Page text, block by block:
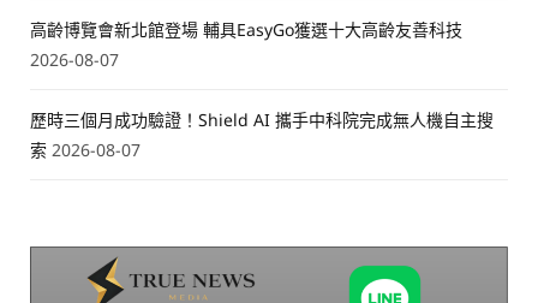
高齡博覽會新北館登場 輔具EasyGo獲選十大高齡友善科技
2026-08-07
歷時三個月成功驗證！Shield AI 攜手中科院完成無人機自主搜
索 2026-08-07